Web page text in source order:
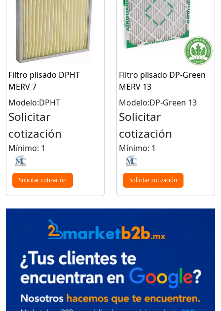
Filtro plisado DPHT
MERV 7
Modelo:DPHT
Solicitar
cotización
Mínimo: 1
Solicitar cotización
Filtro plisado DP-Green
MERV 13
Modelo:DP-Green 13
Solicitar
cotización
Mínimo: 1
Solicitar cotización